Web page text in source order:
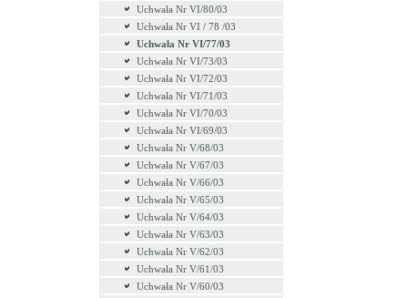
Uchwała Nr VI/80/03
Uchwała Nr VI / 78 /03
Uchwała Nr VI/77/03
Uchwała Nr VI/73/03
Uchwała Nr VI/72/03
Uchwała Nr VI/71/03
Uchwała Nr VI/70/03
Uchwała Nr VI/69/03
Uchwała Nr V/68/03
Uchwała Nr V/67/03
Uchwała Nr V/66/03
Uchwała Nr V/65/03
Uchwała Nr V/64/03
Uchwała Nr V/63/03
Uchwała Nr V/62/03
Uchwała Nr V/61/03
Uchwała Nr V/60/03